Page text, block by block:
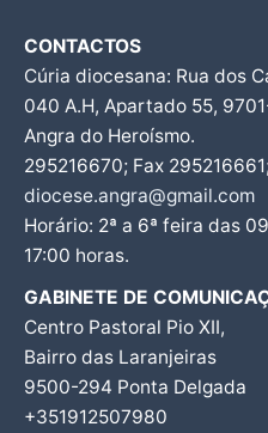
CONTACTOS
Cúria diocesana: Rua dos
040 A.H, Apartado 55,
Angra do Heroísmo.
295216670; Fax
diocese.angra@gmail.com
Horário: 2ª a 6ª feira das
17:00 horas.
GABINETE DE
Centro Pastoral Pio XII,
Bairro das Laranjeiras
9500-294 Ponta Delgada
+351912507980